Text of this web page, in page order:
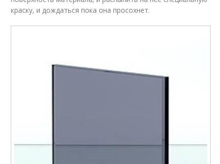
краску, и дождаться пока она просохнет.